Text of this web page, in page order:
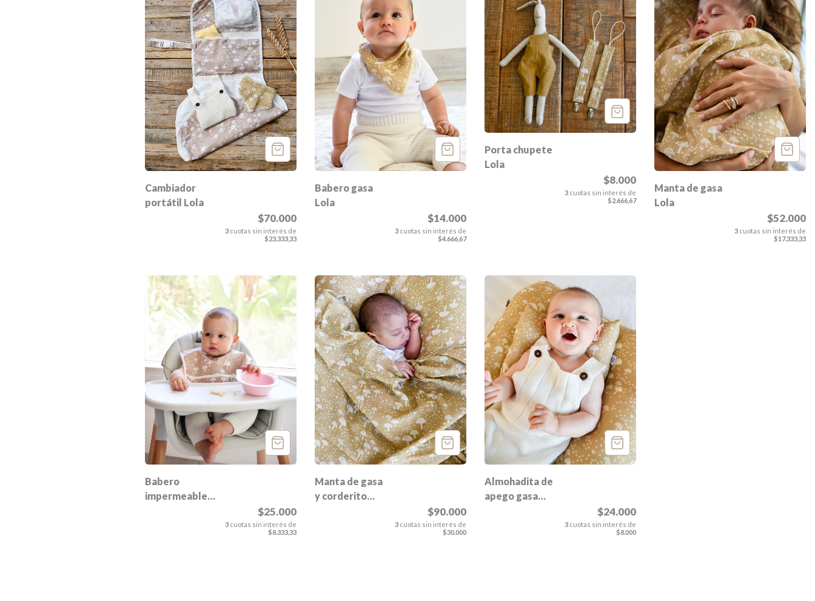
Cambiador
portátil Lola
$70.000
3 cuotas sin interés de
$23.333,33
Babero gasa
Lola
$14.000
3 cuotas sin interés de
$4.666,67
Porta chupete
Lola
$8.000
3 cuotas sin interés de
$2.666,67
Manta de gasa
Lola
$52.000
3 cuotas sin interés de
$17.333,33
Babero
impermeable
$25.000
3 cuotas sin interés de
$8.333,33
Manta de gasa
y corderito
$90.000
3 cuotas sin interés de
$30.000
Almohadita de
apego gasa
$24.000
3 cuotas sin interés de
$8.000